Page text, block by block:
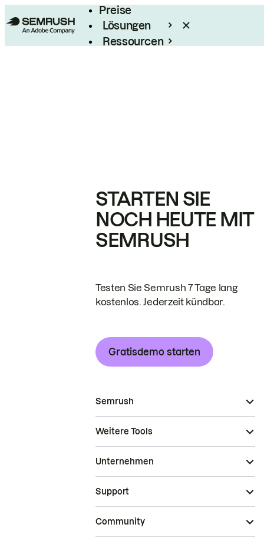
Preise
Lösungen
Ressourcen
STARTEN SIE
NOCH HEUTE MIT
SEMRUSH
Testen Sie Semrush 7 Tage lang
kostenlos. Jederzeit kündbar.
Gratisdemo starten
Semrush
Weitere Tools
Unternehmen
Support
Community